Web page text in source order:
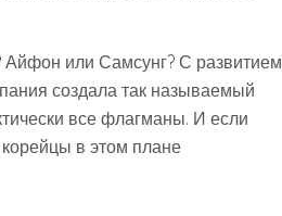
Айфон или Самсунг? С развитием
создала так называемый
все флагманы. И если
в этом плане